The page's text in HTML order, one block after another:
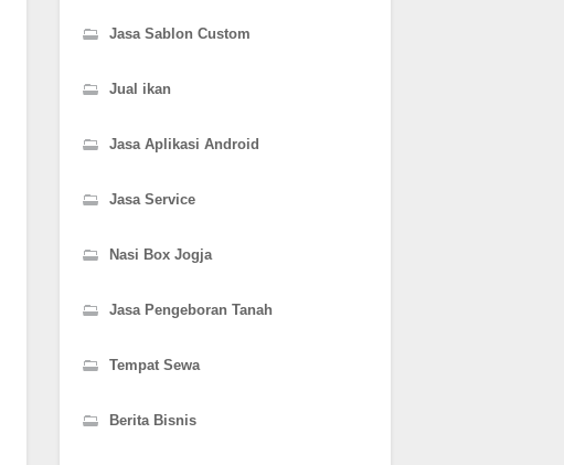
Jasa Sablon Custom
Jual ikan
Jasa Aplikasi Android
Jasa Service
Nasi Box Jogja
Jasa Pengeboran Tanah
Tempat Sewa
Berita Bisnis